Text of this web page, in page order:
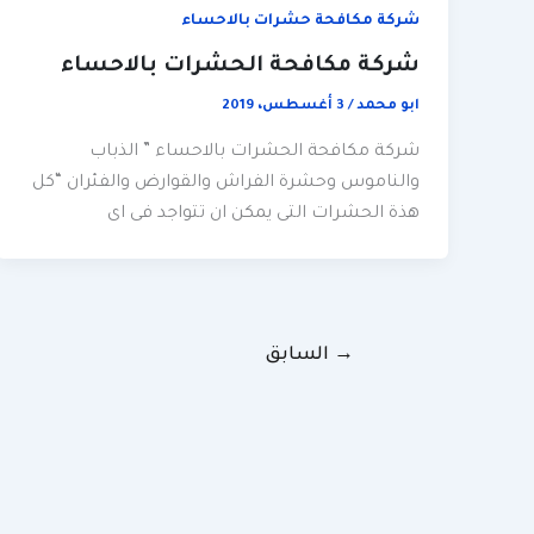
شركة مكافحة حشرات بالاحساء
شركة مكافحة الحشرات بالاحساء
ابو محمد / 3 أغسطس، 2019
شركة مكافحة الحشرات بالاحساء ” الذباب
والناموس وحشرة الفراش والقوارض والفئران “كل
هذة الحشرات التى يمكن ان تتواجد فى اى
→ السابق